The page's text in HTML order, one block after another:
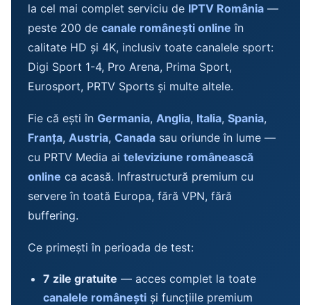
la cel mai complet serviciu de IPTV România —
peste 200 de canale românești online în
calitate HD și 4K, inclusiv toate canalele sport:
Digi Sport 1-4, Pro Arena, Prima Sport,
Eurosport, PRTV Sports și multe altele.
Fie că ești în Germania, Anglia, Italia, Spania,
Franța, Austria, Canada sau oriunde în lume —
cu PRTV Media ai televiziune românească
online ca acasă. Infrastructură premium cu
servere în toată Europa, fără VPN, fără
buffering.
Ce primești în perioada de test:
7 zile gratuite — acces complet la toate
canalele românești și funcțiile premium